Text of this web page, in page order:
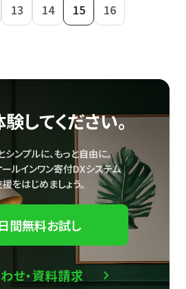
13 14 15 16
してください。
ンプルに、もっと自由に。
ルインワン寄付DXシステム
をはじめましょう。
間無料お試し
せ・資料請求